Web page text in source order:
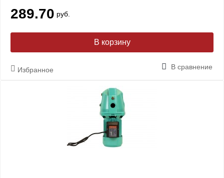
289.70 руб.
В корзину
Избранное В сравнение